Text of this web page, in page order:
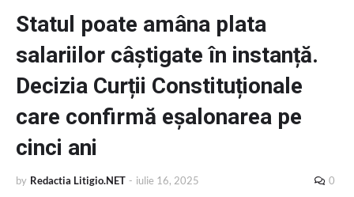
Statul poate amâna plata
salariilor câștigate în instanță.
Decizia Curții Constituționale
care confirmă eșalonarea pe
cinci ani
by Redactia Litigio.NET - iulie 16, 2025 0